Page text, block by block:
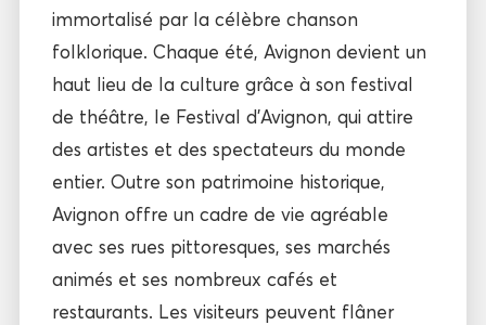
immortalisé par la célèbre chanson
folklorique. Chaque été, Avignon devient un
haut lieu de la culture grâce à son festival
de théâtre, le Festival d’Avignon, qui attire
des artistes et des spectateurs du monde
entier. Outre son patrimoine historique,
Avignon offre un cadre de vie agréable
avec ses rues pittoresques, ses marchés
animés et ses nombreux cafés et
restaurants. Les visiteurs peuvent flâner